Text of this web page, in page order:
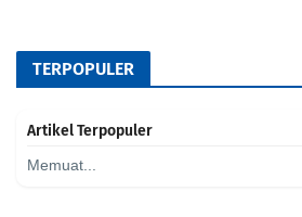
TERPOPULER
Artikel Terpopuler
Memuat...